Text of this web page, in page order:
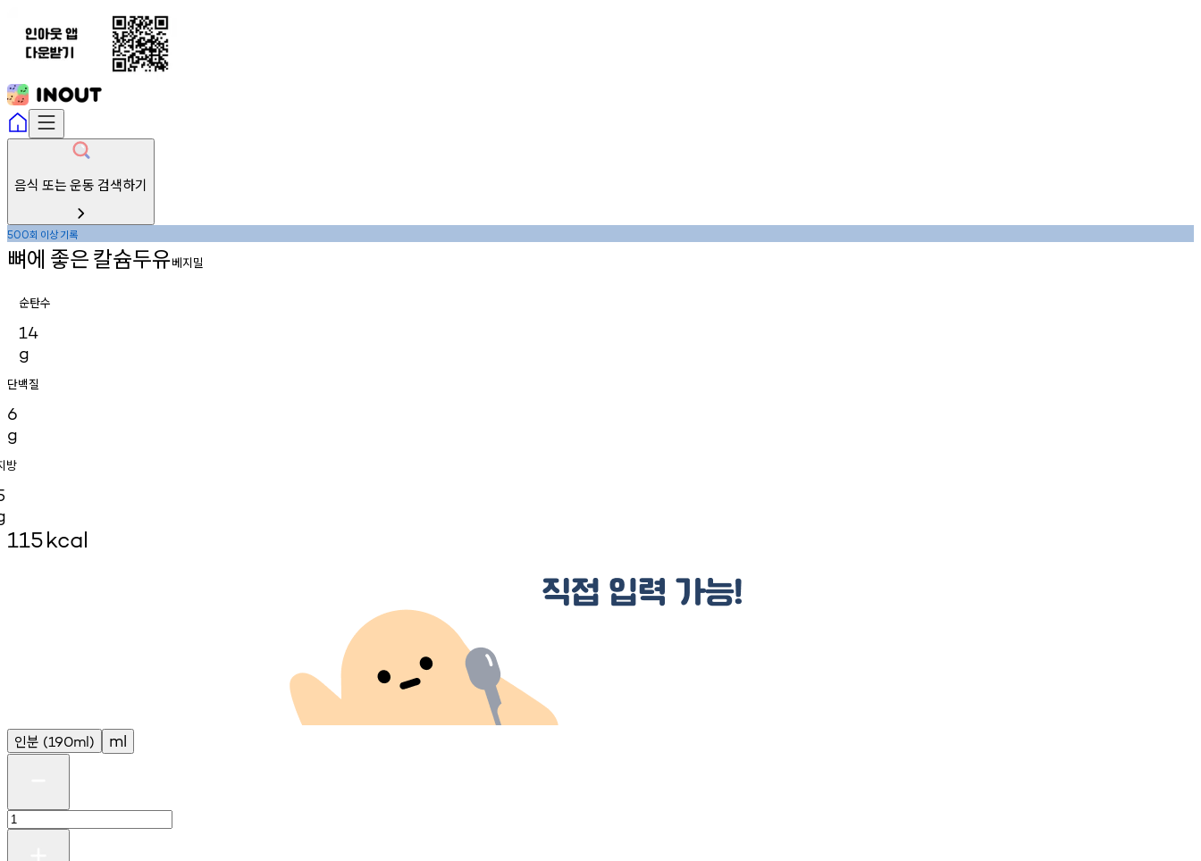
음식 또는 운동 검색하기
500회 이상기록
뼈에 좋은칼슘두유베지밀
순탄수
14
g
단백질
6
g
방
115kcal
인분 (190ml) ml